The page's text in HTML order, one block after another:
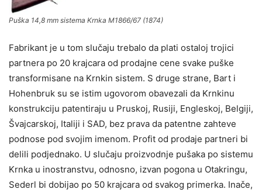
Puška 14,8 mm sistema Krnka M1866/67 (1874)
Fabrikant je u tom slučaju trebalo da plati ostaloj trojici
partnera po 20 krajcara od prodajne cene svake puške
transformisane na Krnkin sistem. S druge strane, Bart i
Hohenbruk su se istim ugovorom obavezali da Krnkinu
konstrukciju patentiraju u Pruskoj, Rusiji, Engleskoj, Belgiji,
Švajcarskoj, Italiji i SAD, bez prava da patentne zahteve
podnose pod svojim imenom. Profit od prodaje partneri bi
delili podjednako. U slučaju proizvodnje pušaka po sistemu
Krnka u inostranstvu, odnosno, izvan pogona u Otakringu,
Sederl bi dobijao po 50 krajcara od svakog primerka. Inače,